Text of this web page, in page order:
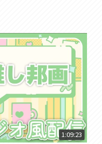
1:09:23